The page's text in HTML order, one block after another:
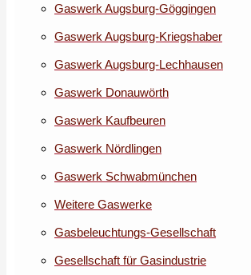
Gaswerk Augsburg-Göggingen
Gaswerk Augsburg-Kriegshaber
Gaswerk Augsburg-Lechhausen
Gaswerk Donauwörth
Gaswerk Kaufbeuren
Gaswerk Nördlingen
Gaswerk Schwabmünchen
Weitere Gaswerke
Gasbeleuchtungs-Gesellschaft
Gesellschaft für Gasindustrie